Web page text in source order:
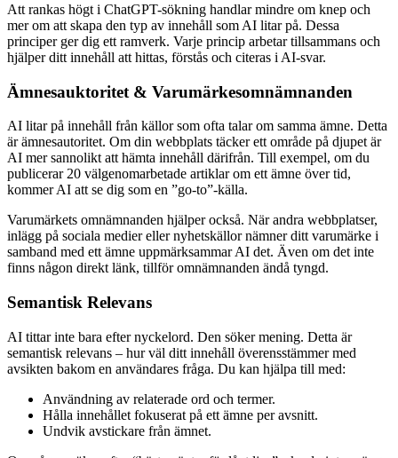
Att rankas högt i ChatGPT-sökning handlar mindre om knep och
mer om att skapa den typ av innehåll som AI litar på. Dessa
principer ger dig ett ramverk. Varje princip arbetar tillsammans och
hjälper ditt innehåll att hittas, förstås och citeras i AI-svar.
Ämnesauktoritet & Varumärkesomnämnanden
AI litar på innehåll från källor som ofta talar om samma ämne. Detta
är ämnesautoritet. Om din webbplats täcker ett område på djupet är
AI mer sannolikt att hämta innehåll därifrån. Till exempel, om du
publicerar 20 välgenomarbetade artiklar om ett ämne över tid,
kommer AI att se dig som en ”go-to”-källa.
Varumärkets omnämnanden hjälper också. När andra webbplatser,
inlägg på sociala medier eller nyhetskällor nämner ditt varumärke i
samband med ett ämne uppmärksammar AI det. Även om det inte
finns någon direkt länk, tillför omnämnanden ändå tyngd.
Semantisk Relevans
AI tittar inte bara efter nyckelord. Den söker mening. Detta är
semantisk relevans – hur väl ditt innehåll överensstämmer med
avsikten bakom en användares fråga. Du kan hjälpa till med:
Användning av relaterade ord och termer.
Hålla innehållet fokuserat på ett ämne per avsnitt.
Undvik avstickare från ämnet.